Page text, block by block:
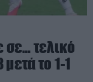
τελικό
το 1-1